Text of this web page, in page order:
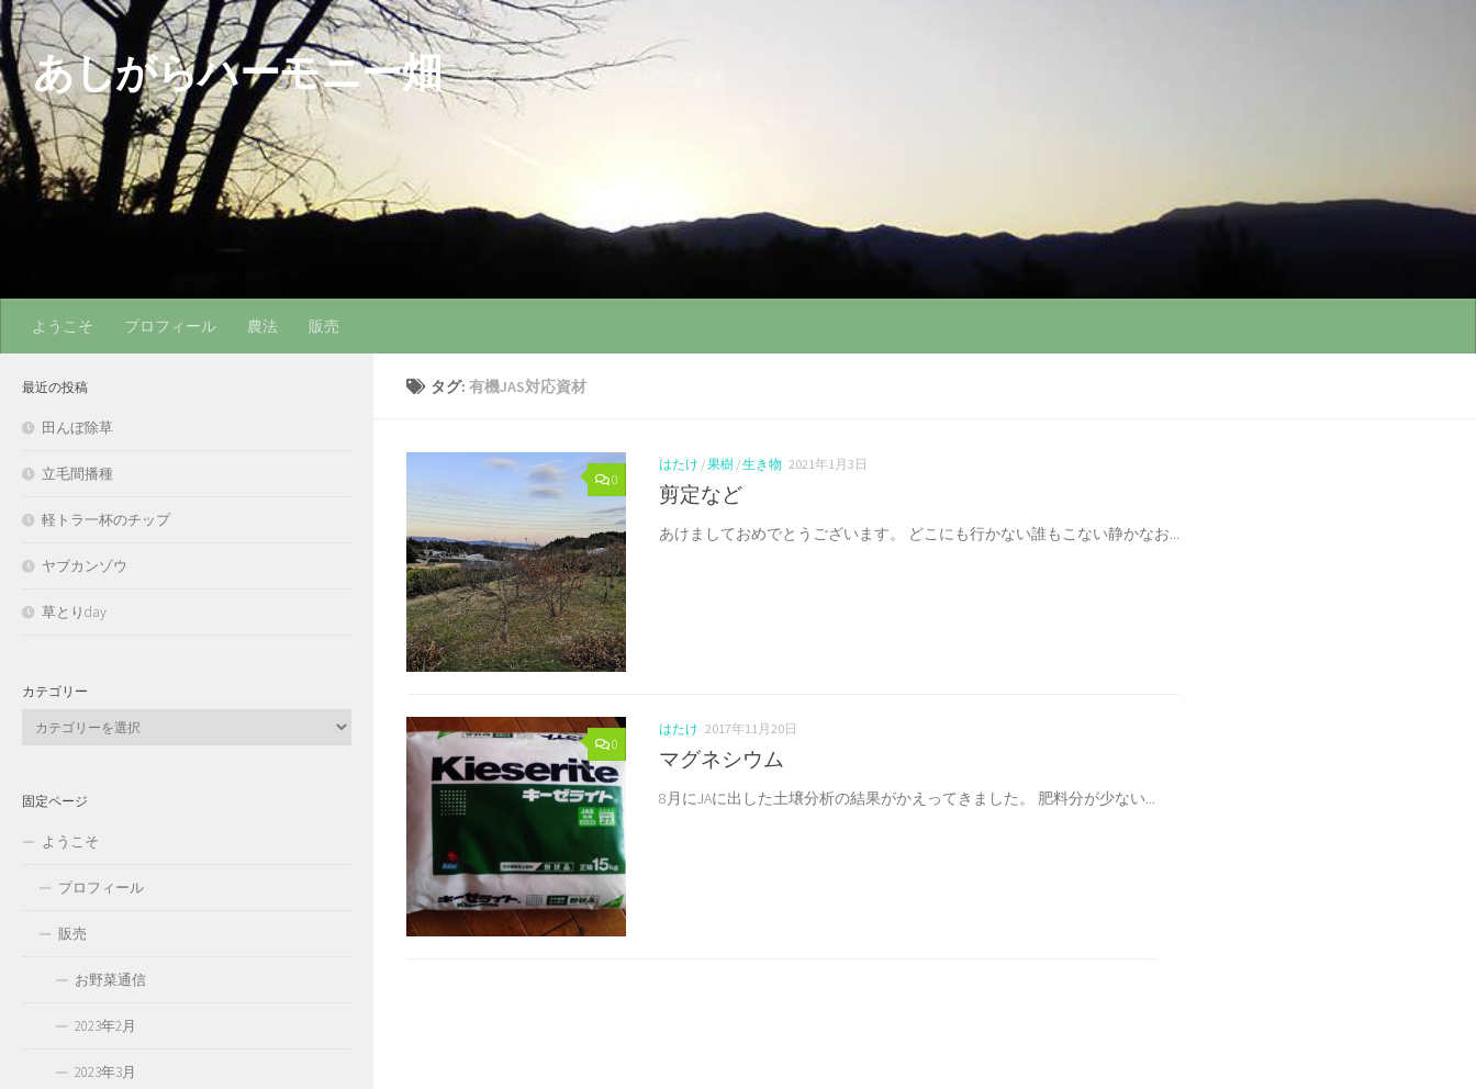
コンテンツへスキップ
あしがらハーモニー畑 農薬・化学肥料を使わない野菜とお米
ようこそ プロフィール 農法 販売
タグ:有機JAS対応資材
0
はたけ /果樹 /生き物 2021年1月3日
剪定など
あけましておめでとうございます。 どこにも行かない誰もこない静かなお...
0
はたけ 2017年11月20日
マグネシウム
8月にJAに出した土壌分析の結果がかえってきました。 肥料分が少ない...
最近の投稿
田んぼ除草
立毛間播種
軽トラ一杯のチップ
ヤブカンゾウ
草とりday
カテゴリー
ー
固定ページ
ようこそ
プロフィール
販売
お野菜通信
2023年2月
2023年3月